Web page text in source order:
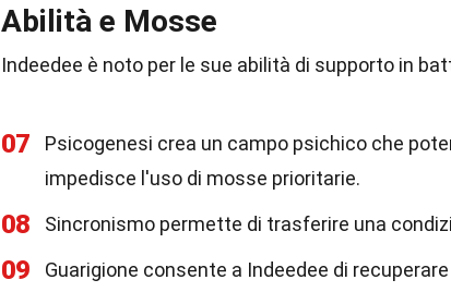
Abilità e Mosse
Indeedee è noto per le sue abilità di supporto in
07
Psicogenesi crea un campo psichico che
impedisce l'uso di mosse prioritarie.
08 Sincronismo permette di trasferire una
09
Guarigione consente a Indeedee di